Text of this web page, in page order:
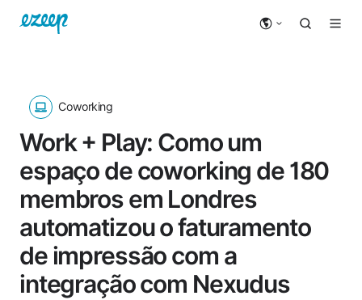
Coworking
Work + Play: Como um
espaço de coworking de 180
membros em Londres
automatizou o faturamento
de impressão com a
integração com Nexudus